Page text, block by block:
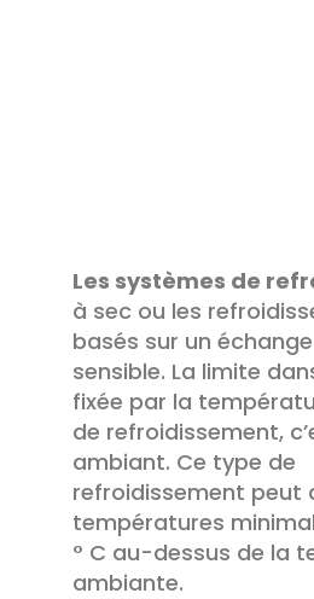
Les systèmes de
à sec ou les
basés sur un
sensible. La limite
fixée par la
de refroidissement,
ambiant. Ce type de
refroidissement peut
températures
° C au-dessus de la
ambiante.